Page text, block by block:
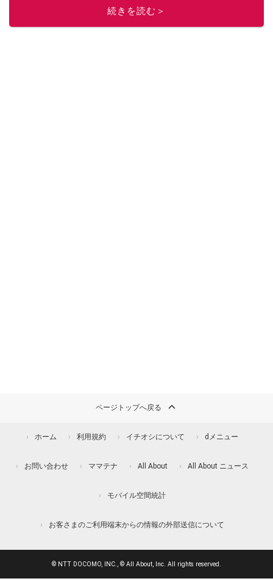
このイチオシストの他の記事を読む
続きを読む＞
ページトップへ戻る
ホーム 利用規約 イチオシについて dメニュー
お問い合わせ ママテナ All About All About ニュース
モバイル空間統計
お客さまのご利用端末からの情報の外部送信について
© NTT DOCOMO, INC., © All About, Inc. All rights reserved.